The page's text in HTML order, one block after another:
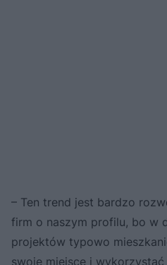
– Ten trend jest bardzo
firm o naszym profilu, bo w
projektów typowo
swoje miejsce i